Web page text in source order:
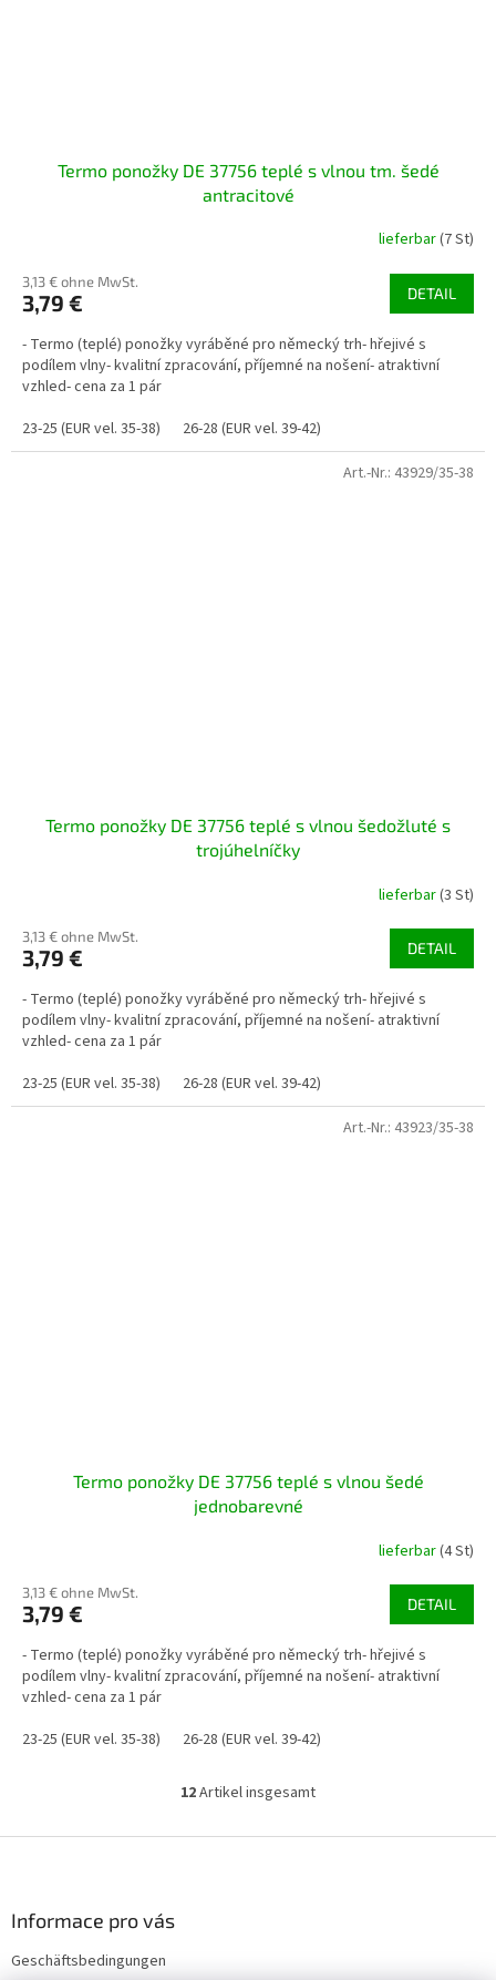
Termo ponožky DE 37756 teplé s vlnou tm. šedé
antracitové
lieferbar(7 St)
3,13 € ohne MwSt.
3,79 € DETAIL
- Termo (teplé) ponožky vyráběné pro německý trh- hřejivé s
podílem vlny- kvalitní zpracování, příjemné na nošení- atraktivní
vzhled- cena za 1 pár
23-25 (EUR vel. 35-38)
26-28 (EUR vel. 39-42)
Termo ponožky DE 37756 teplé s vlnou šedožluté s
trojúhelníčky
lieferbar(3 St)
3,13 € ohne MwSt.
3,79 € DETAIL
- Termo (teplé) ponožky vyráběné pro německý trh- hřejivé s
podílem vlny- kvalitní zpracování, příjemné na nošení- atraktivní
vzhled- cena za 1 pár
23-25 (EUR vel. 35-38)
26-28 (EUR vel. 39-42)
Art.-Nr.: 43929/35-38
Termo ponožky DE 37756 teplé s vlnou šedé
jednobarevné
lieferbar(4 St)
3,13 € ohne MwSt.
3,79 € DETAIL
- Termo (teplé) ponožky vyráběné pro německý trh- hřejivé s
podílem vlny- kvalitní zpracování, příjemné na nošení- atraktivní
vzhled- cena za 1 pár
23-25 (EUR vel. 35-38)
26-28 (EUR vel. 39-42)
Art.-Nr.: 43923/35-38
S
e
12Artikel insgesamt
Informace pro vás
Geschäftsbedingungen